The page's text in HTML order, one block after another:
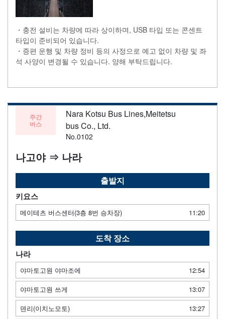
・충전 설비는 차량에 따라 상이하며, USB 타입 또는 콘센트
타입이 준비되어 있습니다.
・증편 운행 및 차량 정비 등의 사정으로 예고 없이 차량 및 좌
석 사양이 변경될 수 있습니다. 양해 부탁드립니다.
주간
버스
Nara Kotsu Bus Lines,Meitetsu
bus Co., Ltd.
No.0102
나고야 ⇒ 나라
출발지
키요스
메이테츠 버스센터(3층 8번 승차장) 11:20
도착 장소
나라
야마토고원 야마조에
12:54
야마토고원 쓰게
13:07
덴리(이치노모토)
13:27